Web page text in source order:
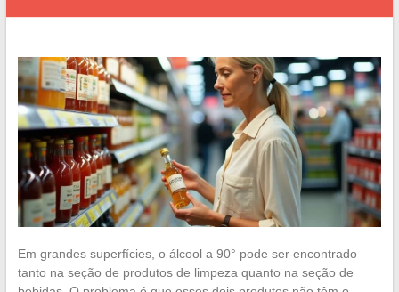
Em grandes superfícies, o álcool a 90° pode ser encontrado
tanto na seção de produtos de limpeza quanto na seção de